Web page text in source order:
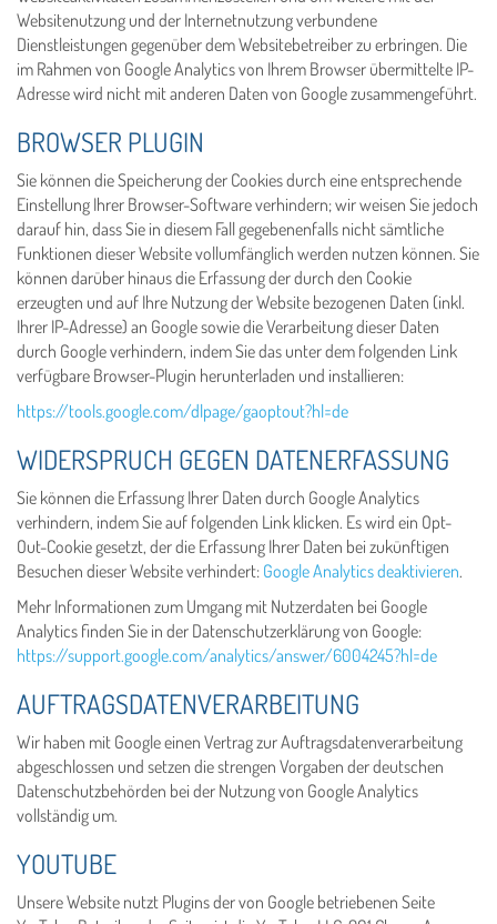
Websitenutzung und der Internetnutzung verbundene
Dienstleistungen gegenüber dem Websitebetreiber zu erbringen. Die
im Rahmen von Google Analytics von Ihrem Browser übermittelte IP-
Adresse wird nicht mit anderen Daten von Google zusammengeführt.
BROWSER PLUGIN
Sie können die Speicherung der Cookies durch eine entsprechende
Einstellung Ihrer Browser-Software verhindern; wir weisen Sie jedoch
darauf hin, dass Sie in diesem Fall gegebenenfalls nicht sämtliche
Funktionen dieser Website vollumfänglich werden nutzen können. Sie
können darüber hinaus die Erfassung der durch den Cookie
erzeugten und auf Ihre Nutzung der Website bezogenen Daten (inkl.
Ihrer IP-Adresse) an Google sowie die Verarbeitung dieser Daten
durch Google verhindern, indem Sie das unter dem folgenden Link
verfügbare Browser-Plugin herunterladen und installieren:
https://tools.google.com/dlpage/gaoptout?hl=de
WIDERSPRUCH GEGEN DATENERFASSUNG
Sie können die Erfassung Ihrer Daten durch Google Analytics
verhindern, indem Sie auf folgenden Link klicken. Es wird ein Opt-
Out-Cookie gesetzt, der die Erfassung Ihrer Daten bei zukünftigen
Besuchen dieser Website verhindert: Google Analytics deaktivieren.
Mehr Informationen zum Umgang mit Nutzerdaten bei Google
Analytics finden Sie in der Datenschutzerklärung von Google:
https://support.google.com/analytics/answer/6004245?hl=de
AUFTRAGSDATENVERARBEITUNG
Wir haben mit Google einen Vertrag zur Auftragsdatenverarbeitung
abgeschlossen und setzen die strengen Vorgaben der deutschen
Datenschutzbehörden bei der Nutzung von Google Analytics
vollständig um.
YOUTUBE
Unsere Website nutzt Plugins der von Google betriebenen Seite